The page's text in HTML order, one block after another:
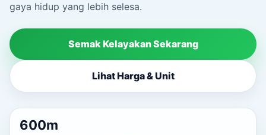
gaya hidup yang lebih selesa.
Semak Kelayakan Sekarang
Lihat Harga & Unit
600m